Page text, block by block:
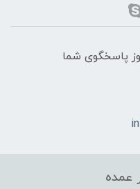
شبانه‌روز پاسخگوی شما
عمده